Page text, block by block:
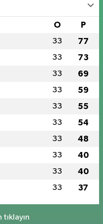
O P
33 77
33 73
33 69
33 59
33 55
33 54
33 48
33 40
33 40
33 37